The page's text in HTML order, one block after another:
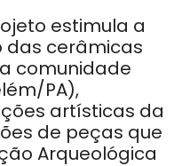
estimula a
das cerâmicas
comunidade
PA),
artísticas da
de peças que
Arqueológica